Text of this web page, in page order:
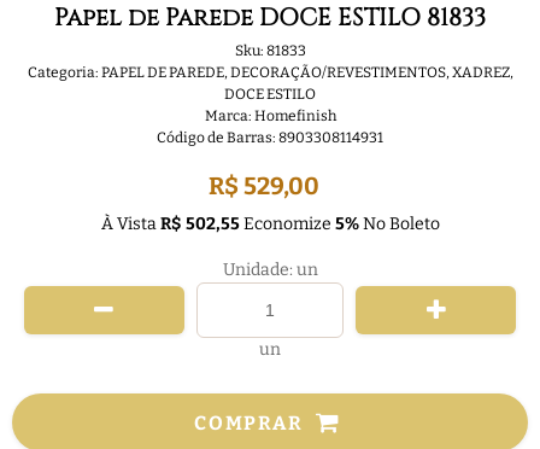
Papel de Parede DOCE ESTILO 81833
Sku: 81833
Categoria: PAPEL DE PAREDE,DECORAÇÃO/REVESTIMENTOS,XADREZ,
DOCE ESTILO
Marca: Homefinish
Código de Barras: 8903308114931
R$ 529,00
À VistaR$ 502,55Economize 5%No Boleto
Unidade: un
un
COMPRAR